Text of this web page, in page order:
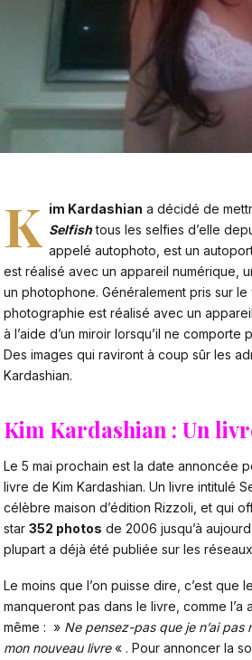
K im Kardashian a décidé de
Selfishtous les selfies d’elle
appelé autophoto, est un
est réalisé avec un appareil numérique,
un photophone. Généralement pris sur
photographie est réalisé avec un
à l’aide d’un miroir lorsqu’il ne comporte
Des images qui raviront à coup sûr les
Kardashian.
Kim Kardashian : Un
Le 5 mai prochain est la date annoncée
livre de Kim Kardashian. Un livre intitulé
célèbre maison d’édition Rizzoli, et qui
star 352 photos de 2006 jusqu’à
plupart a déjà été publiée sur les
Le moins que l’on puisse dire, c’est que
manqueront pas dans le livre, comme l’a
même : » Ne pensez-pas que je n’ai pas
mon nouveau livre« . Pour annoncer la